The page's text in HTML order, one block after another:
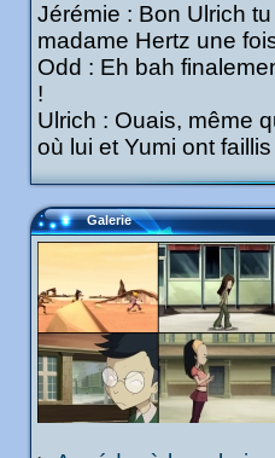
Jérémie : Bon Ulrich
madame Hertz une
Odd : Eh bah
!
Ulrich : Ouais, même
où lui et Yumi ont
Galerie